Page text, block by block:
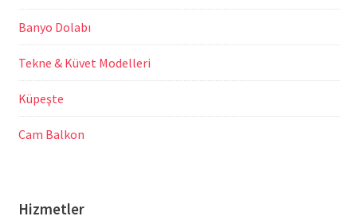
Banyo Dolabı
Tekne & Küvet Modelleri
Küpeşte
Cam Balkon
Hizmetler